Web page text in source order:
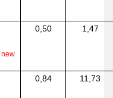
new
0,50 1,47
0,84 11,73